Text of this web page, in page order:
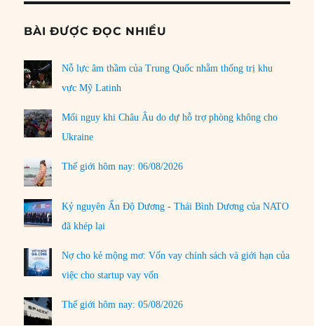
BÀI ĐƯỢC ĐỌC NHIỀU
Nỗ lực âm thầm của Trung Quốc nhằm thống trị khu
vực Mỹ Latinh
Mối nguy khi Châu Âu do dự hỗ trợ phòng không cho
Ukraine
Thế giới hôm nay: 06/08/2026
Kỷ nguyên Ấn Độ Dương - Thái Bình Dương của NATO
đã khép lại
Nợ cho kẻ mộng mơ: Vốn vay chính sách và giới hạn của
việc cho startup vay vốn
Thế giới hôm nay: 05/08/2026